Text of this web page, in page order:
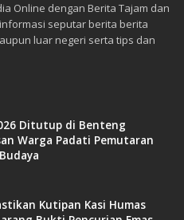
Online dengan Berita Tajam dan
seputar berita berita
luar negeri serta tips dan
Ditutup di Benteng
Warga Padati Pemutaran
Kutipan Kasi Humas